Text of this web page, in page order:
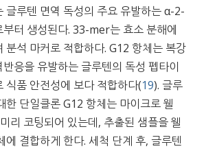
글루텐 면역 독성의 주요 유발하는 α-2-
터 생성된다. 33-mer는 효소 분해에
분석 마커로 적합하다. G12 항체는 복강
응을 유발하는 글루텐의 독성 펩타이
식품 안전성에 보다 적합하다(19). 글루
한 단일클론 G12 항체는 마이크로 웰
리 코팅되어 있는데, 추출된 샘플을 웰
에 결합하게 한다. 세척 단계 후, 글루텐